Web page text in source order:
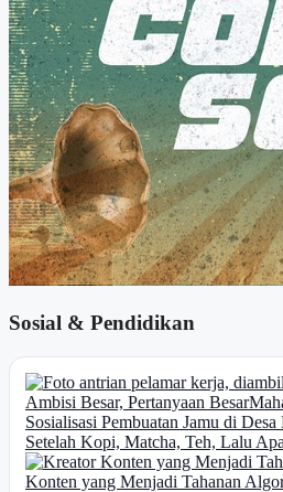
Sosial & Pendidikan
Ambisi Besar, Pertanyaan Besar
Sosialisasi Pembuatan Jamu di
Setelah Kopi, Matcha, Teh, Lalu
Konten yang Menjadi Tahanan